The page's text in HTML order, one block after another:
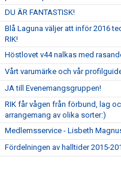
DU ÄR FANTASTISK!
Blå Laguna väljer att inför 2016
RIK!
Höstlovet v44 nalkas med
Vårt varumärke och vår
JA till Evenemangsgruppen!
RIK får vågen från förbund, lag
arrangemang av olika sorter:)
Medlemsservice - Lisbeth
Fördelningen av halltider 2015-